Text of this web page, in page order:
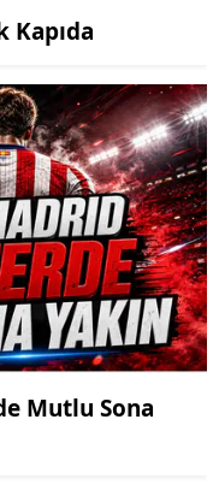
Kapıda
Mutlu Sona